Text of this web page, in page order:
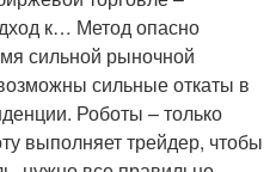
к… Метод опасно
сильной рыночной
сильные откаты в
Роботы – только
выполняет трейдер, чтобы